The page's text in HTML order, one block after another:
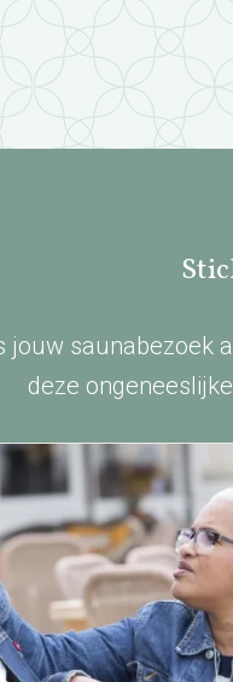
jouw saunabezoek
deze